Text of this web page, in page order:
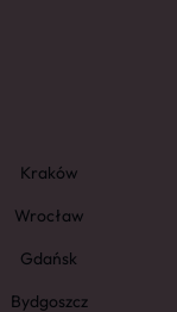
Kraków
Wrocław
Gdańsk
Bydgoszcz